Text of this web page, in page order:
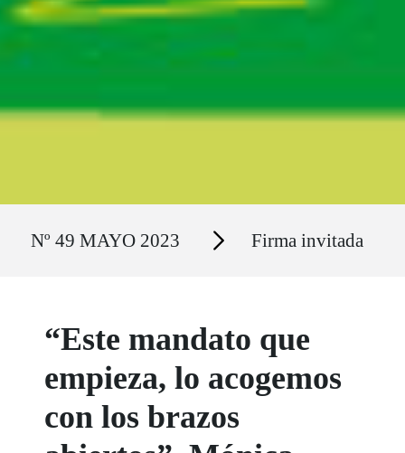
Nº 49 MAYO 2023 Secciones Firma invitada
“Este mandato que
empieza, lo acogemos
con los brazos